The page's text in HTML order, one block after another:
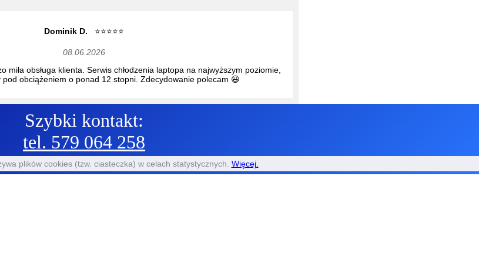
Dominik D. ⭐⭐⭐⭐⭐
08.06.2026
miła obsługa klienta. Serwis chłodzenia laptopa na najwyższym poziomie,
pod obciążeniem o ponad 12 stopni. Zdecydowanie polecam 😃
Jan P. ⭐⭐⭐⭐⭐
12.01.2026
i odesłany w 2 tygodnie. Wcześniej ten samsarze oddalemdo serwisu
gwarancyjnie gdzie po miesiącu oddano mi laptop nie naprawiony z
że nie mogą go naprawić. Polecam ten serwis.
Szybki kontakt:
tel. 579 064 258
plików cookies (tzw. ciasteczka) w celach statystycznych. Więcej.